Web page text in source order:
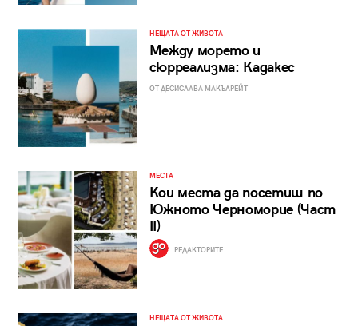
НЕЩАТА ОТ ЖИВОТА
Между морето и
сюрреализма: Кадакес
ОТ ДЕСИСЛАВА МАКЪЛРЕЙТ
МЕСТА
Кои места да посетиш по
Южното Черноморие (Част
II)
РЕДАКТОРИТЕ
НЕЩАТА ОТ ЖИВОТА